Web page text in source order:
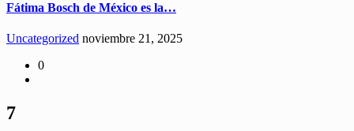
Fátima Bosch de México es la…
Uncategorized noviembre 21, 2025
0
7